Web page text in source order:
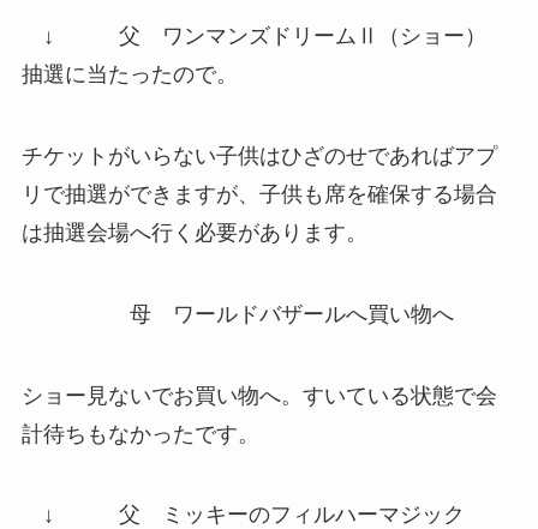
↓ 父 ワンマンズドリームⅡ
（ショー）
抽選に当たったので。
チケットがいらない子供はひざのせであればアプ
リで抽選ができますが、子供も席を確保する場合
は抽選会場へ行く必要があります。
母 ワールドバザールへ買い物へ
ショー見ないでお買い物へ。すいている状態で会
計待ちもなかったです。
↓ 父 ミッキーのフィルハーマジック